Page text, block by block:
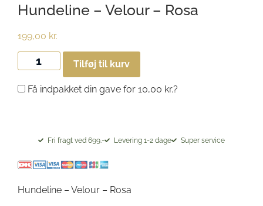
Hundeline – Velour – Rosa
199,00 kr.
Tilføj til kurv
Få indpakket din gave for 10,00 kr.?
Fri fragt ved 699.- Levering 1-2 dage Super service
Hundeline – Velour – Rosa